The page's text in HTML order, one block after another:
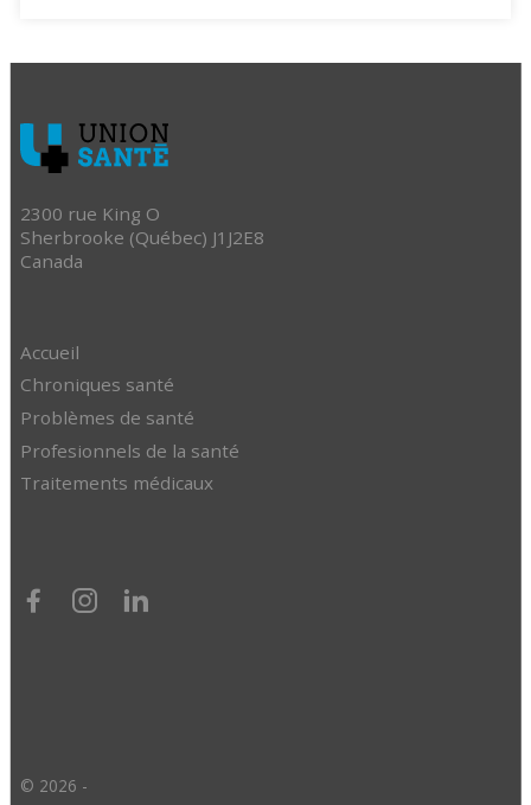
2300 rue King O
Sherbrooke (Québec) J1J2E8
Canada
Accueil
Chroniques santé
Problèmes de santé
Profesionnels de la santé
Traitements médicaux
© 2026 -